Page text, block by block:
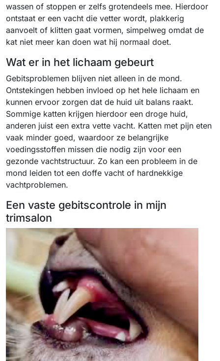
wassen of stoppen er zelfs grotendeels mee. Hierdoor
ontstaat er een vacht die vetter wordt, plakkerig
aanvoelt of klitten gaat vormen, simpelweg omdat de
kat niet meer kan doen wat hij normaal doet.
Wat er in het lichaam gebeurt
Gebitsproblemen blijven niet alleen in de mond.
Ontstekingen hebben invloed op het hele lichaam en
kunnen ervoor zorgen dat de huid uit balans raakt.
Sommige katten krijgen hierdoor een droge huid,
anderen juist een extra vette vacht. Katten met pijn eten
vaak minder goed, waardoor ze belangrijke
voedingsstoffen missen die nodig zijn voor een
gezonde vachtstructuur. Zo kan een probleem in de
mond leiden tot een doffe vacht of hardnekkige
vachtproblemen.
Een vaste gebitscontrole in mijn
trimsalon